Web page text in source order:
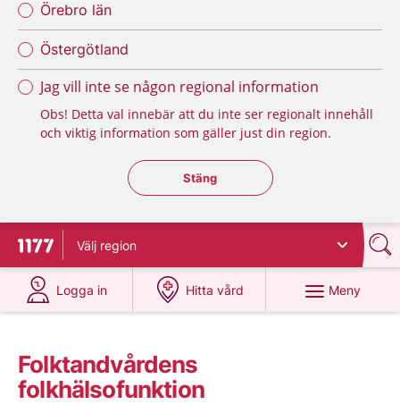
Örebro län
Östergötland
Jag vill inte se någon regional information
Obs! Detta val innebär att du inte ser regionalt innehåll
och viktig information som gäller just din region.
Stäng regionsväljaren
Stäng
Till startsidan för 1177
Välj region
Logga in
på 1177.se
Hitta vård
på 1177.se
Meny
Folktandvårdens
folkhälsofunktion